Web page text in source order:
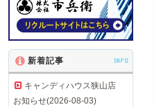
新着記事 INFO
キャンディハウス狭山店
お知らせ(2026-08-03)